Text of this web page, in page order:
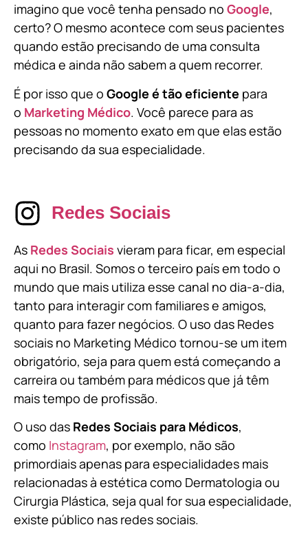
imagino que você tenha pensado no Google,
certo? O mesmo acontece com seus pacientes
quando estão precisando de uma consulta
médica e ainda não sabem a quem recorrer.
É por isso que o Google é tão eficiente para
o Marketing Médico. Você parece para as
pessoas no momento exato em que elas estão
precisando da sua especialidade.
Redes Sociais
As Redes Sociais vieram para ficar, em especial
aqui no Brasil. Somos o terceiro país em todo o
mundo que mais utiliza esse canal no dia-a-dia,
tanto para interagir com familiares e amigos,
quanto para fazer negócios. O uso das Redes
sociais no Marketing Médico tornou-se um item
obrigatório, seja para quem está começando a
carreira ou também para médicos que já têm
mais tempo de profissão.
O uso das Redes Sociais para Médicos,
como Instagram, por exemplo, não são
primordiais apenas para especialidades mais
relacionadas à estética como Dermatologia ou
Cirurgia Plástica, seja qual for sua especialidade,
existe público nas redes sociais.